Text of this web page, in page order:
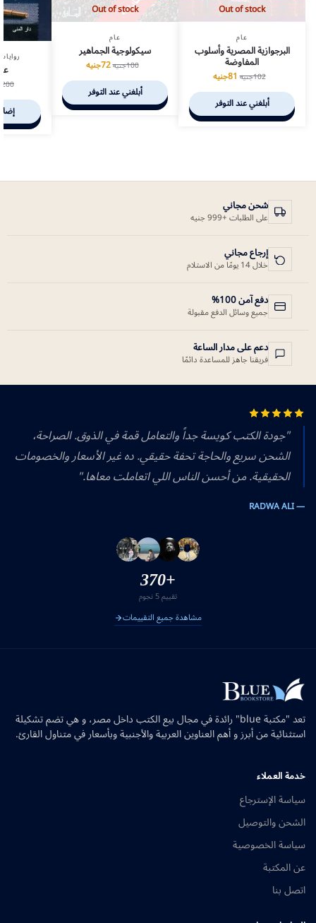
Out of stock
عام
البرجوازية المصرية وأسلوب
المفاوضة
102جنيه 81جنيه
أبلغني عند التوفر
Out of stock
عام
سيكولوجية الجماهير
100جنيه72جنيه
أبلغني عند التوفر
200
شحن مجاني
على الطلبات +999 جنيه
إرجاع مجاني
خلال 14 يومًا من الاستلام
دفع آمن 100%
جميع وسائل الدفع مقبولة
دعم على مدار الساعة
فريقنا جاهز للمساعدة دائمًا
"جودة الكتب كويسة جداً والتعامل قمة في الذوق. الصراحة،
الشحن سريع والحاجة تحفة حقيقي. ده غير الأسعار والخصومات
الحقيقية. من أحسن الناس اللي اتعاملت معاها."
— RADWA ALI
+370
تقييم 5 نجوم
مشاهدة جميع التقييمات
تعد "مكتبة blue" رائدة في مجال بيع الكتب داخل مصر، و هي تضم تشكيلة
استثنائية من أبرز و أهم العناوين العربية والأجنبية وبأسعار في متناول القارئ.
خدمة العملاء
سياسة الإسترجاع
الشحن والتوصيل
سياسة الخصوصية
عن المكتبة
اتصل بنا